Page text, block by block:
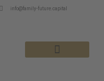
info@family-future.capital